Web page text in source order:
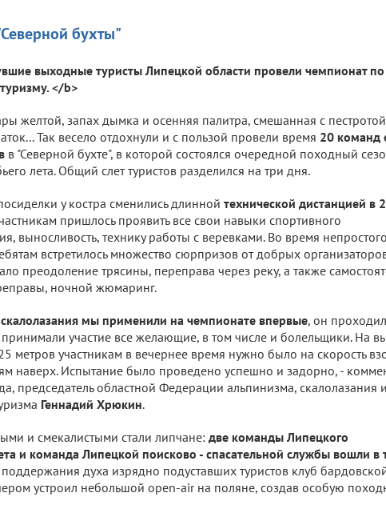
бухты"
выходные туристы Липецкой области провели чемпионат по
</b>
желтой, запах дымка и осенняя палитра, смешанная с пестротой
Так весело отдохнули и с пользой провели время 20 команд
в "Северной бухте", в которой состоялся очередной походный
лета. Общий слет туристов разделился на три дня.
у костра сменились длинной технической дистанцией в
пришлось проявить все свои навыки спортивного
выносливость, технику работы с веревками. Во время непростого
встретилось множество сюрпризов от добрых
преодоление трясины, переправа через реку, а также
ночной жюмаринг.
мы применили на чемпионате впервые, он
принимали участие все желающие, в том числе и болельщики. На
метров участникам в вечернее время нужно было на скорость
наверх. Испытание было проведено успешно и задорно, -
председатель областной Федерации альпинизма, скалолазания и
Геннадий Хрюкин.
и смекалистыми стали липчане:две команды Липецкого
и команда Липецкой поисково - спасательной службы вошли в
духа изрядно подуставших туристов клуб
устроил небольшой open-аir на поляне, создав особую